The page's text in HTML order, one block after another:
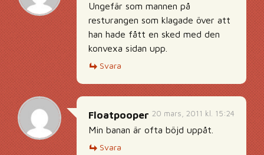
Ungefär som mannen på
resturangen som klagade över att
han hade fått en sked med den
konvexa sidan upp.
Svara
20 mars, 2011 kl. 15:24
Floatpooper
Min banan är ofta böjd uppåt.
Svara